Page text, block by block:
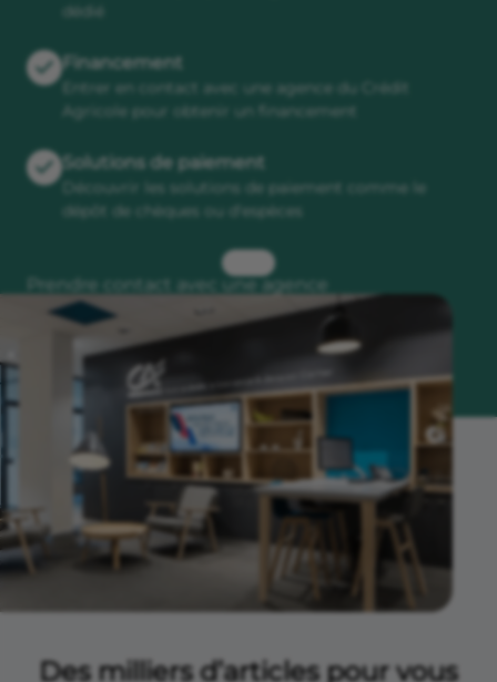
dédié
Financement
Entrer en contact avec une agence du Crédit
Agricole pour obtenir un financement
Solutions de paiement
Découvrir les solutions de paiement comme le
dépôt de chèques ou d'espèces
Prendre contact avec une agence
Des milliers d’articles pour vous